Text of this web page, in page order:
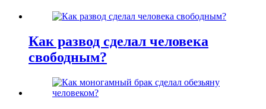
Как развод сделал человека
свободным?